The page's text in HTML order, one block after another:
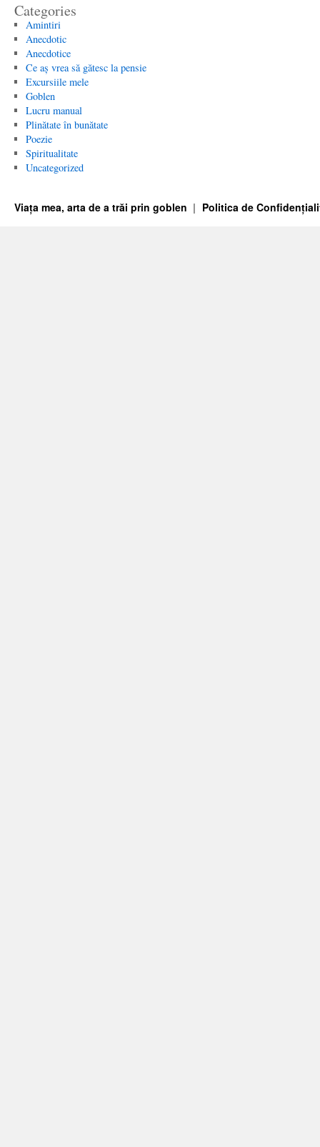
Categories
Amintiri
Anecdotic
Anecdotice
Ce aș vrea să gătesc la pensie
Excursiile mele
Goblen
Lucru manual
Plinătate în bunătate
Poezie
Spiritualitate
Uncategorized
Viața mea, arta de a trăi prin goblen Politica de